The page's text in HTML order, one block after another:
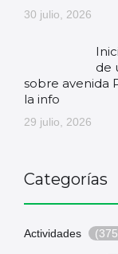
30 julio, 2026
de
sobre avenida
la info
29 julio, 2026
Categorías
Actividades